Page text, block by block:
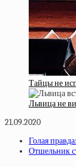
Тайцы не
Львица не
21.09.2020
Голая
Отшельник